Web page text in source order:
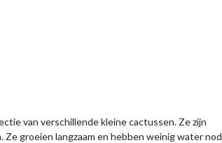
van verschillende kleine cactussen. Ze zijn
Ze groeien langzaam en hebben weinig water